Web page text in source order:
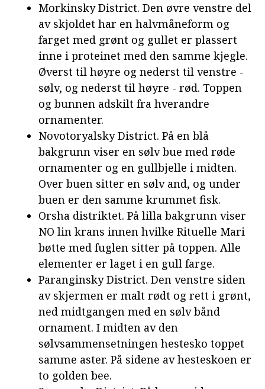
Morkinsky District. Den øvre venstre del
av skjoldet har en halvmåneform og
farget med grønt og gullet er plassert
inne i proteinet med den samme kjegle.
Øverst til høyre og nederst til venstre -
sølv, og nederst til høyre - rød. Toppen
og bunnen adskilt fra hverandre
ornamenter.
Novotoryalsky District. På en blå
bakgrunn viser en sølv bue med røde
ornamenter og en gullbjelle i midten.
Over buen sitter en sølv and, og under
buen er den samme krummet fisk.
Orsha distriktet. På lilla bakgrunn viser
NO lin krans innen hvilke Rituelle Mari
bøtte med fuglen sitter på toppen. Alle
elementer er laget i en gull farge.
Paranginsky District. Den venstre siden
av skjermen er malt rødt og rett i grønt,
ned midtgangen med en sølv bånd
ornament. I midten av den
sølvsammensetningen hestesko toppet
samme aster. På sidene av hesteskoen er
to golden bee.